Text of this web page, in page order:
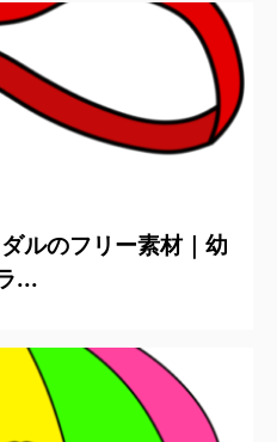
ルのフリー素材｜幼
...